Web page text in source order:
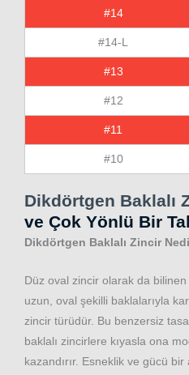
#14
#14-L
#13
#12
#11
#10
Dikdörtgen Baklalı
ve Çok Yönlü Bir
Dikdörtgen Baklalı Zincir
Düz oval zincir olarak da
uzun, oval şekilli baklalarıyla
zincir türüdür. Bu benzersiz
baklalı zincirlere kıyasla ona
kazandırır. Esneklik ve gücü